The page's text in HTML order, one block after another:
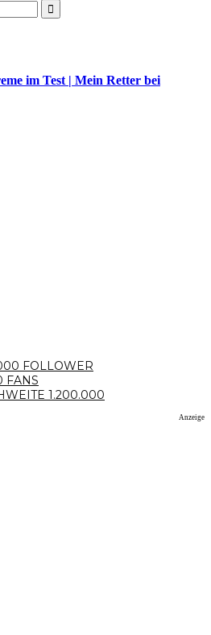
im Test | Mein Retter bei
FOLLOWER
FANS
1.200.000
Anzeige